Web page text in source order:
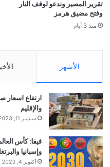
تقرير المصير وندعو لوقف النار
وفتح مضيق هرمز
منذ 3 أيام
الأشهر
ارتفاع اسعار
والإقليم
سبتمبر 11, 2023
وإسبانيا
أكتوبر 4, 2023